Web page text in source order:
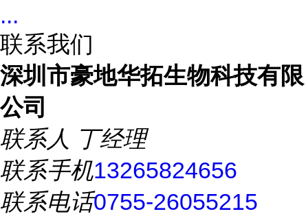
...
联系我们
深圳市豪地华拓生物科技有限
公司
联系人 丁经理
联系手机13265824656
联系电话0755-26055215